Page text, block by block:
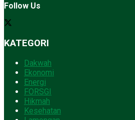
Follow Us
KATEGORI
Dakwah
Ekonomi
Energi
FORSGI
Hikmah
Kesehatan